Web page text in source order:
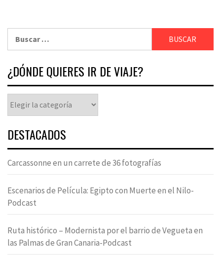
¿DÓNDE QUIERES IR DE VIAJE?
DESTACADOS
Carcassonne en un carrete de 36 fotografías
Escenarios de Película: Egipto con Muerte en el Nilo-
Podcast
Ruta histórico – Modernista por el barrio de Vegueta en
las Palmas de Gran Canaria-Podcast